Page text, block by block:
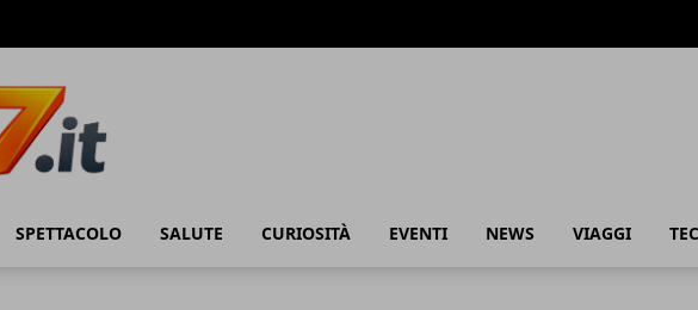
SPETTACOLO SALUTE CURIOSITÀ EVENTI NEWS VIAGGI